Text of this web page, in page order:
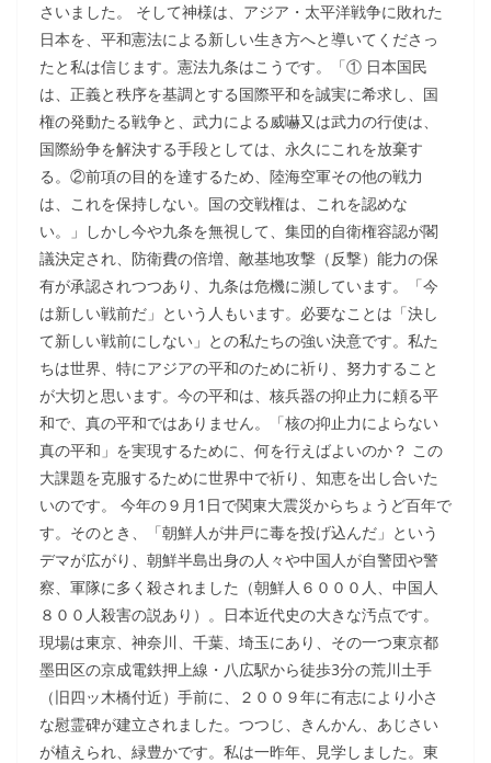
さいました。 そして神様は、アジア・太平洋戦争に敗れた
日本を、平和憲法による新しい生き方へと導いてくださっ
たと私は信じます。憲法九条はこうです。「① 日本国民
は、正義と秩序を基調とする国際平和を誠実に希求し、国
権の発動たる戦争と、武力による威嚇又は武力の行使は、
国際紛争を解決する手段としては、永久にこれを放棄す
る。②前項の目的を達するため、陸海空軍その他の戦力
は、これを保持しない。国の交戦権は、これを認めな
い。」しかし今や九条を無視して、集団的自衛権容認が閣
議決定され、防衛費の倍増、敵基地攻撃（反撃）能力の保
有が承認されつつあり、九条は危機に瀕しています。「今
は新しい戦前だ」という人もいます。必要なことは「決し
て新しい戦前にしない」との私たちの強い決意です。私た
ちは世界、特にアジアの平和のために祈り、努力すること
が大切と思います。今の平和は、核兵器の抑止力に頼る平
和で、真の平和ではありません。「核の抑止力によらない
真の平和」を実現するために、何を行えばよいのか？ この
大課題を克服するために世界中で祈り、知恵を出し合いた
いのです。 今年の９月1日で関東大震災からちょうど百年で
す。そのとき、「朝鮮人が井戸に毒を投げ込んだ」という
デマが広がり、朝鮮半島出身の人々や中国人が自警団や警
察、軍隊に多く殺されました（朝鮮人６０００人、中国人
８００人殺害の説あり）。日本近代史の大きな汚点です。
現場は東京、神奈川、千葉、埼玉にあり、その一つ東京都
墨田区の京成電鉄押上線・八広駅から徒歩3分の荒川土手
（旧四ッ木橋付近）手前に、２００９年に有志により小さ
な慰霊碑が建立されました。つつじ、きんかん、あじさい
が植えられ、緑豊かです。私は一昨年、見学しました。東